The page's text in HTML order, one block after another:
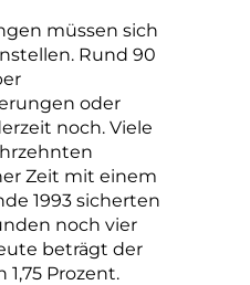
müssen sich
Rund 90
oder
noch. Viele
Zeit mit einem
1993 sicherten
noch vier
beträgt der
Prozent.